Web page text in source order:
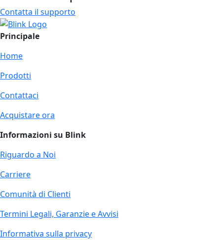
Contatta il supporto
Principale
Home
Prodotti
Contattaci
Acquistare ora
Informazioni su Blink
Riguardo a Noi
Carriere
Comunità di Clienti
Termini Legali, Garanzie e Avvisi
Informativa sulla privacy